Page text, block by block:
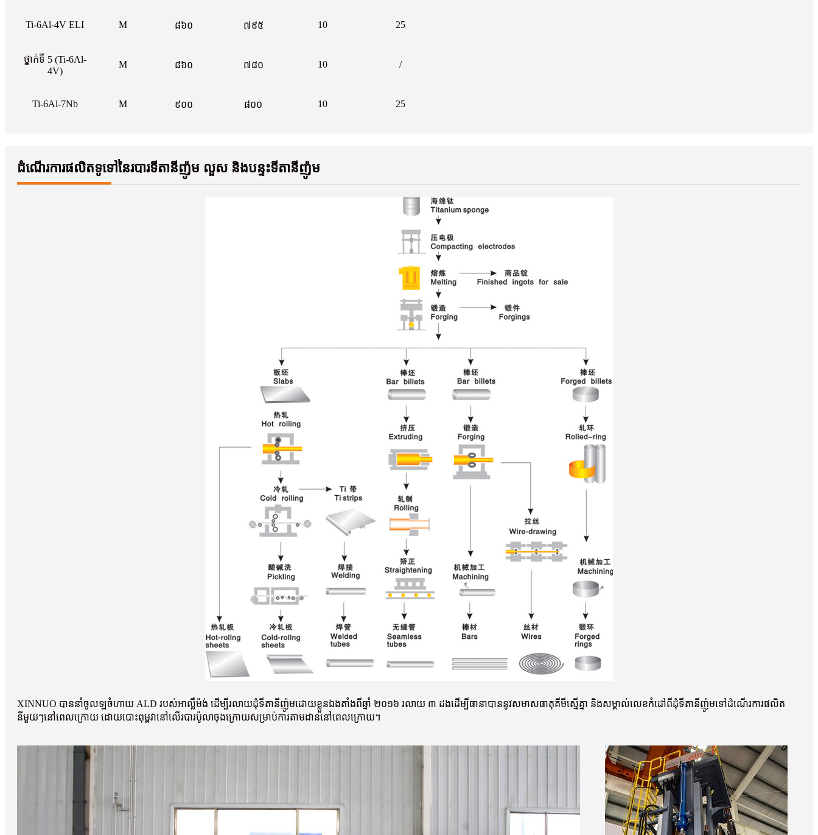
Ti-6Al-4V ELI M ៨៦០ ៧៩៥ 10 25
ថ្នាក់ទី 5 (Ti-6Al-
4V)
M ៨៦០ ៧៨០ 10 /
Ti-6Al-7Nb M ៩០០ ៨០០ 10 25
ដំណើរការផលិតទូទៅនៃរបារទីតានីញ៉ូម លួស និងបន្ទះទីតានីញ៉ូម
XINNUO បាននាំចូលឡចំហាយ ALD របស់អាល្លឺម៉ង់ ដើម្បីរលាយដុំទីតានីញ៉ូមដោយខ្លួនឯងតាំងពីឆ្នាំ ២០១៦ រលាយ ៣ ដងដើម្បីធានាបាននូវសមាសធាតុគីមីស្មើគ្នា និងសម្គាល់លេខកំដៅពីដុំទីតានីញ៉ូមទៅដំណើរការផលិត
នីមួយៗនៅពេលក្រោយ ដោយបោះពុម្ពវានៅលើរបារប៉ូលាចុងក្រោយសម្រាប់ការតាមដាននៅពេលក្រោយ។